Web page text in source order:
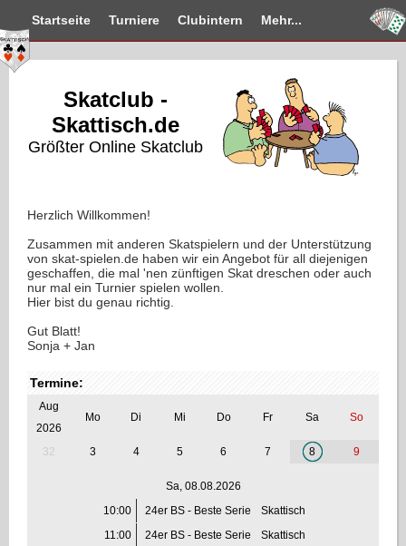
Startseite Turniere Clubintern Mehr...
Skatclub -
Skattisch.de
Größter Online Skatclub
Herzlich Willkommen!
Zusammen mit anderen Skatspielern und der Unterstützung
von skat-spielen.de haben wir ein Angebot für all diejenigen
geschaffen, die mal 'nen zünftigen Skat dreschen oder auch
nur mal ein Turnier spielen wollen.
Hier bist du genau richtig.
Gut Blatt!
Sonja + Jan
Termine:
Aug
2026
Mo Di Mi Do Fr Sa So
32 3 4 5 6 7 8 9
Sa, 08.08.2026
10:00
24er BS - Beste Serie
Skattisch
11:00
24er BS - Beste Serie
Skattisch